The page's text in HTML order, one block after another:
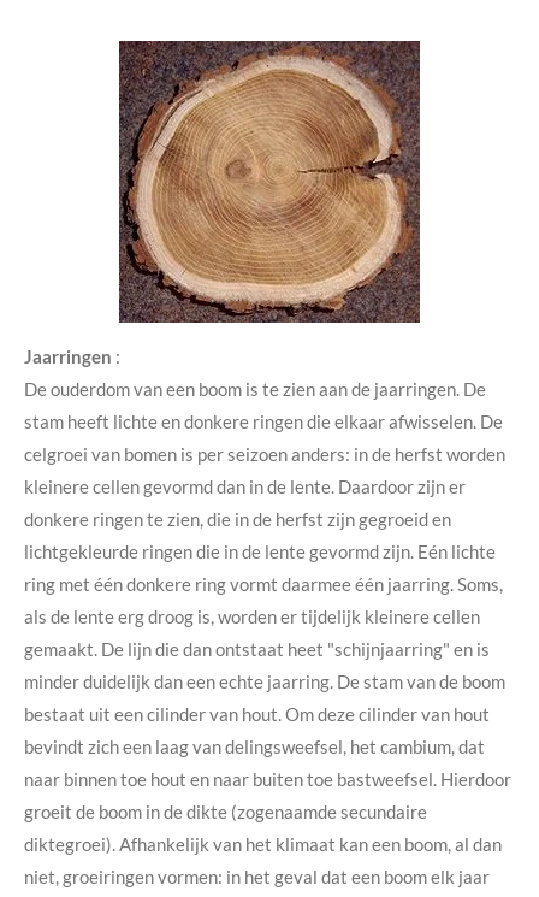
Jaarringen :
De ouderdom van een boom is te zien aan de jaarringen. De
stam heeft lichte en donkere ringen die elkaar afwisselen. De
celgroei van bomen is per seizoen anders: in de herfst worden
kleinere cellen gevormd dan in de lente. Daardoor zijn er
donkere ringen te zien, die in de herfst zijn gegroeid en
lichtgekleurde ringen die in de lente gevormd zijn. Eén lichte
ring met één donkere ring vormt daarmee één jaarring. Soms,
als de lente erg droog is, worden er tijdelijk kleinere cellen
gemaakt. De lijn die dan ontstaat heet "schijnjaarring" en is
minder duidelijk dan een echte jaarring. De stam van de boom
bestaat uit een cilinder van hout. Om deze cilinder van hout
bevindt zich een laag van delingsweefsel, het cambium, dat
naar binnen toe hout en naar buiten toe bastweefsel. Hierdoor
groeit de boom in de dikte (zogenaamde secundaire
diktegroei). Afhankelijk van het klimaat kan een boom, al dan
niet, groeiringen vormen: in het geval dat een boom elk jaar